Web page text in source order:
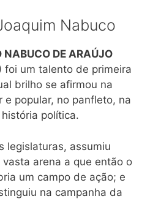
Nabuco
NABUCO DE ARAÚJO
foi um talento de primeira
brilho se afirmou na
e popular, no panfleto, na
política.
legislaturas, assumiu
arena a que então o
um campo de ação; e
na campanha da